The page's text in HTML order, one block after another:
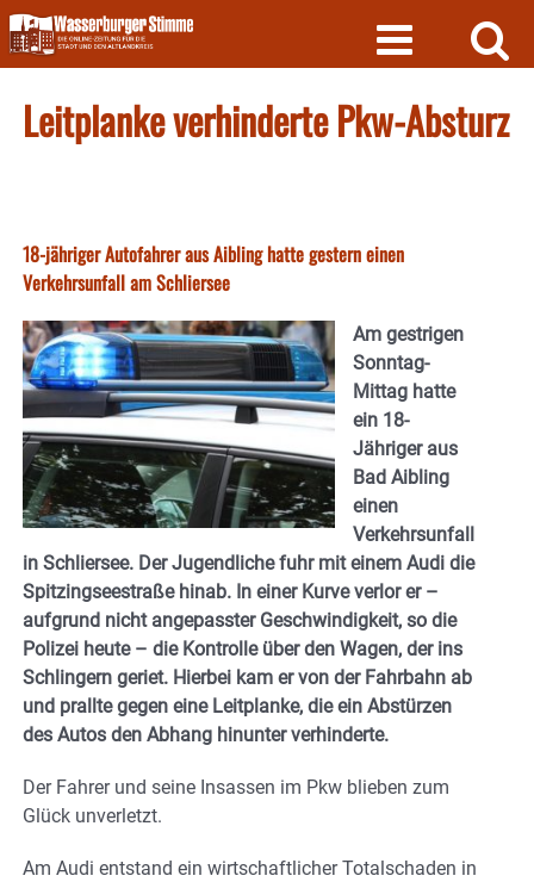
Skip
to
content
Leitplanke verhinderte Pkw-Absturz
18-jähriger Autofahrer aus Aibling hatte gestern einen
Verkehrsunfall am Schliersee
Am gestrigen
Sonntag-
Mittag hatte
ein 18-
Jähriger aus
Bad Aibling
einen
Verkehrsunfall
in Schliersee. Der Jugendliche fuhr mit einem Audi die
Spitzingseestraße hinab. In einer Kurve verlor er –
aufgrund nicht angepasster Geschwindigkeit, so die
Polizei heute – die Kontrolle über den Wagen, der ins
Schlingern geriet. Hierbei kam er von der Fahrbahn ab
und prallte gegen eine Leitplanke, die ein Abstürzen
des Autos den Abhang hinunter verhinderte.
Der Fahrer und seine Insassen im Pkw blieben zum
Glück unverletzt.
Am Audi entstand ein wirtschaftlicher Totalschaden in